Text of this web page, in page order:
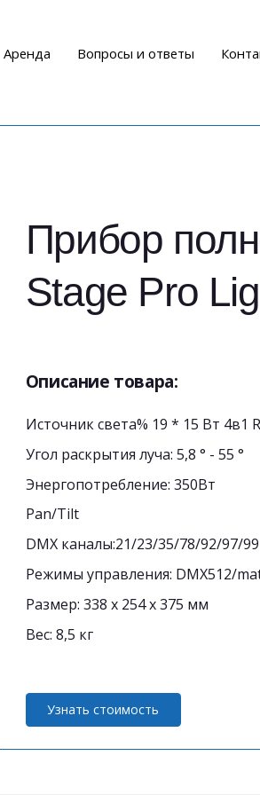
Аренда Вопросы и ответы
Прибор
Stage Pro
Описание товара:
Источник света% 19 * 15 Вт 4в1
Угол раскрытия луча: 5,8 ° - 55 °
Энергопотребление: 350Вт
Pan/Tilt
DMX каналы:21/23/35/78/92/97/99
Режимы управления: DMX512/
Размер: 338 х 254 х 375 мм
Вес: 8,5 кг
Узнать стоимость